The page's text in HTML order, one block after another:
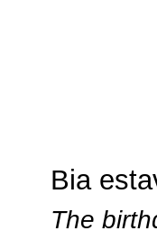
Bia
The